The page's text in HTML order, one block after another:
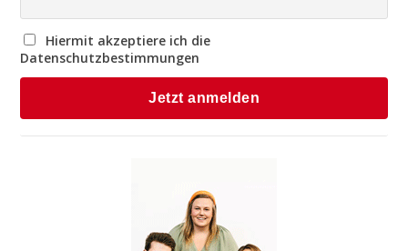
Hiermit akzeptiere ich die
Datenschutzbestimmungen